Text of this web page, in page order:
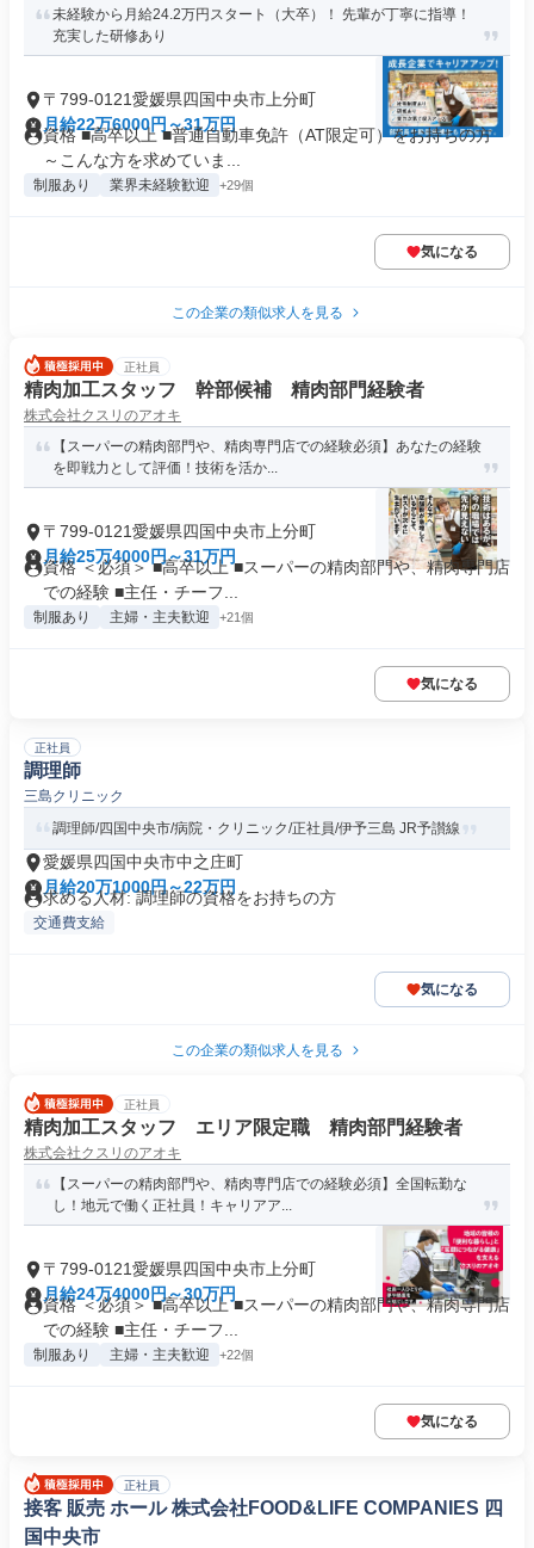
未経験から月給24.2万円スタート（大卒）！ 先輩が丁寧に指導！
充実した研修あり
〒799-0121愛媛県四国中央市上分町
月給22万6000円～31万円
資格 ■高卒以上 ■普通自動車免許（AT限定可）をお持ちの方
～こんな方を求めていま...
制服あり 業界未経験歓迎 +29個
気になる
この企業の類似求人を見る
正社員
精肉加工スタッフ 幹部候補 精肉部門経験者
株式会社クスリのアオキ
【スーパーの精肉部門や、精肉専門店での経験必須】あなたの経験
を即戦力として評価！技術を活か...
〒799-0121愛媛県四国中央市上分町
月給25万4000円～31万円
資格 ＜必須＞ ■高卒以上 ■スーパーの精肉部門や、精肉専門店
での経験 ■主任・チーフ...
制服あり 主婦・主夫歓迎 +21個
気になる
正社員
調理師
三島クリニック
調理師/四国中央市/病院・クリニック/正社員/伊予三島 JR予讃線
愛媛県四国中央市中之庄町
月給20万1000円～22万円
求める人材: 調理師の資格をお持ちの方
交通費支給
気になる
この企業の類似求人を見る
正社員
精肉加工スタッフ エリア限定職 精肉部門経験者
株式会社クスリのアオキ
【スーパーの精肉部門や、精肉専門店での経験必須】全国転勤な
し！地元で働く正社員！キャリアア...
〒799-0121愛媛県四国中央市上分町
月給24万4000円～30万円
資格 ＜必須＞ ■高卒以上 ■スーパーの精肉部門や、精肉専門店
での経験 ■主任・チーフ...
制服あり 主婦・主夫歓迎 +22個
気になる
正社員
接客 販売 ホール 株式会社FOOD&LIFE COMPANIES 四
国中央市